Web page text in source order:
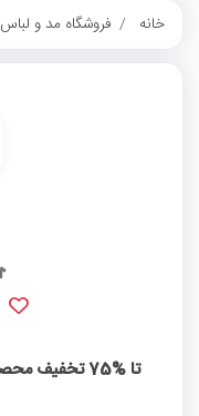
خانه فروشگاه مد و لباس
تا %75 تخفیف محصولات منتخب شب جمعه مو تن رو